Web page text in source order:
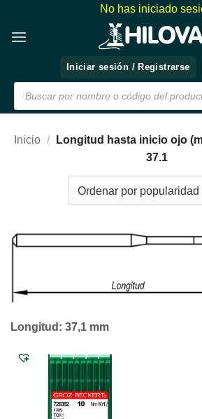
contenido
No has iniciado
Iniciar sesión / Registrarse
Búsqueda
Inicio / Longitud hasta inicio ojo
37.1
Longitud: 37,1 mm